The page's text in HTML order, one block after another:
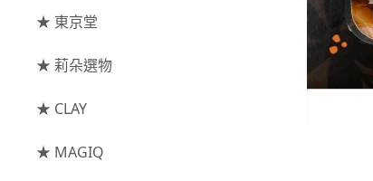
- 迷你玫瑰
- 庭園玫瑰
- 其他玫瑰
原色
枝條
果實
捧花架⧸吊架
藤圈⧸注連繩
提籃
資材
★ 東京堂
★ 莉朵選物
★ CLAY
★ MAGIQ